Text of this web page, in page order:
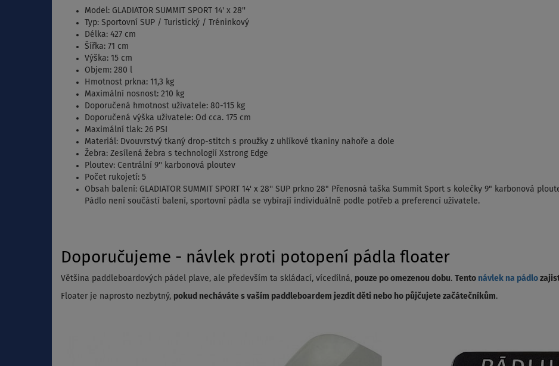
Model: GLADIATOR SUMMIT SPORT 14' x 28''
Typ: Sportovní SUP / Turistický / Tréninkový
Délka: 427 cm
Šířka: 71 cm
Výška: 15 cm
Objem: 280 l
Hmotnost prkna: 11,3 kg
Maximální nosnost: 210 kg
Doporučená hmotnost uživatele: 80-115 kg
Doporučená výška uživatele: Od cca. 175 cm
Maximální tlak: 26 PSI
Materiál: Dvouvrstvý tkaný drop-stitch s proužky z uhlíkové tkaniny nahoře a dole
Žebra: Zesílená žebra s technologií Xstrong Edge
Ploutev: Centrální 9'' karbonová ploutev
Počet rukojetí: 5
Obsah balení: GLADIATOR SUMMIT SPORT 14' x 28'' SUP prkno 28" Přenosná taška Summit Sport s kolečky 9" karbonová
Pádlo není součástí balení, sportovní pádla se vybírají individuálně podle potřeb a preferencí uživatele.
Doporučujeme - návlek proti potopení pádla floater
Většina paddleboardových pádel plave, ale především ta skládací, vícedílná, pouze po omezenou dobu. Tento návlek na pádlo
Floater je naprosto nezbytný, pokud necháváte s vaším paddleboardem jezdit děti nebo ho půjčujete začátečníkům.